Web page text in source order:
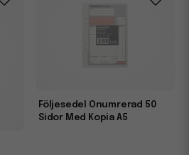
Följesedel Onumrerad 50
Sidor Med Kopia A5